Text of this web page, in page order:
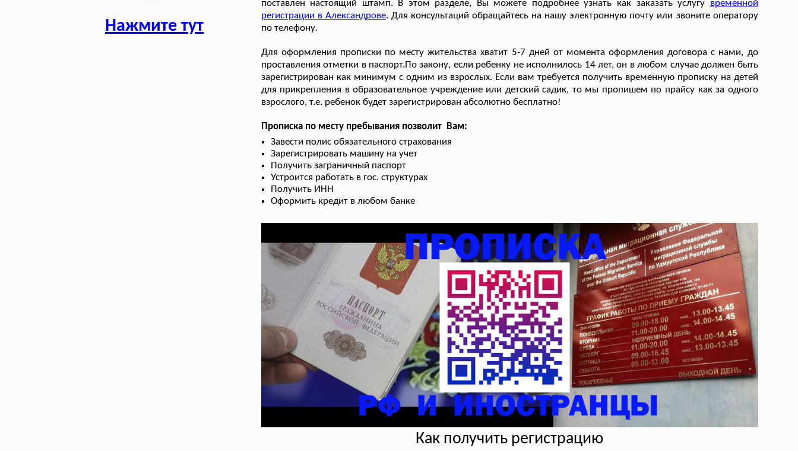
Нажмите тут
поставлен настоящий штамп. В этом разделе, Вы можете подробнее узнать как заказать услугу временной
регистрации в Александрове. Для консультаций обращайтесь на нашу электронную почту или звоните оператору
по телефону.
Для оформления прописки по месту жительства хватит 5-7 дней от момента оформления договора с нами, до
проставления отметки в паспорт.По закону, если ребенку не исполнилось 14 лет, он в любом случае должен быть
зарегистрирован как минимум с одним из взрослых. Если вам требуется получить временную прописку на детей
для прикрепления в образовательное учреждение или детский садик, то мы пропишем по прайсу как за одного
взрослого, т.е. ребенок будет зарегистрирован абсолютно бесплатно!
Прописка по месту пребывания позволит Вам:
Завести полис обязательного страхования
Зарегистрировать машину на учет
Получить заграничный паспорт
Устроится работать в гос. структурах
Получить ИНН
Оформить кредит в любом банке
Как получить регистрацию